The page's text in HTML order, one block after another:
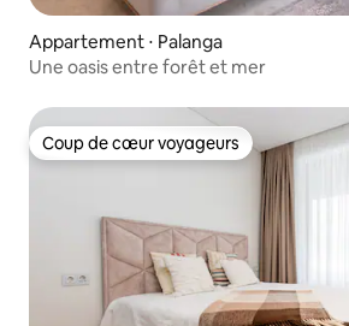
Appartement ⋅ Palanga
Une oasis entre forêt et mer
Coup de cœur voyageurs
Coup de cœur voyageurs